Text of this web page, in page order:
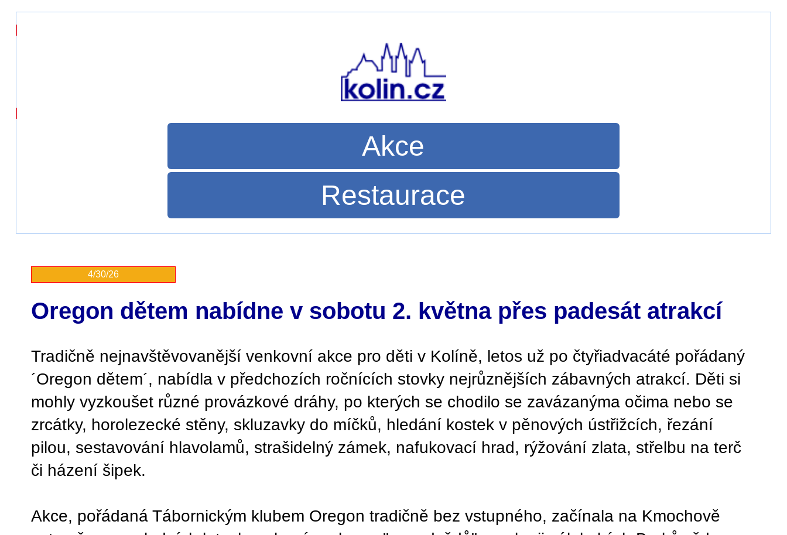
Akce
Restaurace
4/30/26
Oregon dětem nabídne v sobotu 2. května přes padesát atrakcí
Tradičně nejnavštěvovanější venkovní akce pro děti v Kolíně, letos už po čtyřiadvacáté pořádaný
´Oregon dětem´, nabídla v předchozích ročnících stovky nejrůznějších zábavných atrakcí. Děti si
mohly vyzkoušet různé provázkové dráhy, po kterých se chodilo se zavázanýma očima nebo se
zrcátky, horolezecké stěny, skluzavky do míčků, hledání kostek v pěnových ústřižcích, řezání
pilou, sestavování hlavolamů, strašidelný zámek, nafukovací hrad, rýžování zlata, střelbu na terč
či házení šipek.
Akce, pořádaná Tábornickým klubem Oregon tradičně bez vstupného, začínala na Kmochově